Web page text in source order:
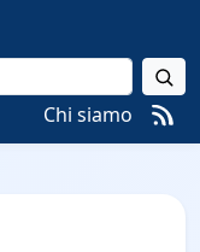
Chi siamo